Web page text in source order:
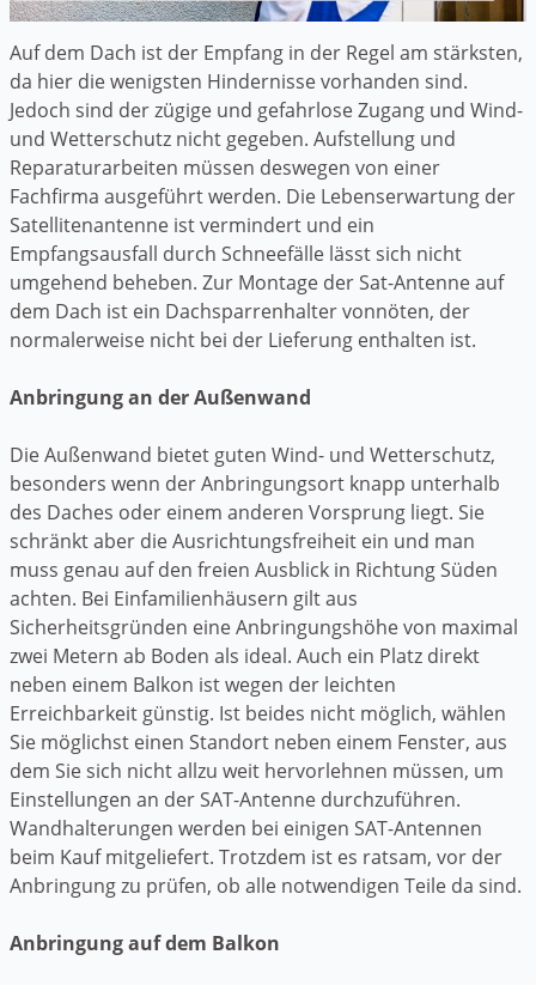
Auf dem Dach ist der Empfang in der Regel am stärksten,
da hier die wenigsten Hindernisse vorhanden sind.
Jedoch sind der zügige und gefahrlose Zugang und Wind-
und Wetterschutz nicht gegeben. Aufstellung und
Reparaturarbeiten müssen deswegen von einer
Fachfirma ausgeführt werden. Die Lebenserwartung der
Satellitenantenne ist vermindert und ein
Empfangsausfall durch Schneefälle lässt sich nicht
umgehend beheben. Zur Montage der Sat-Antenne auf
dem Dach ist ein Dachsparrenhalter vonnöten, der
normalerweise nicht bei der Lieferung enthalten ist.
Anbringung an der Außenwand
Die Außenwand bietet guten Wind- und Wetterschutz,
besonders wenn der Anbringungsort knapp unterhalb
des Daches oder einem anderen Vorsprung liegt. Sie
schränkt aber die Ausrichtungsfreiheit ein und man
muss genau auf den freien Ausblick in Richtung Süden
achten. Bei Einfamilienhäusern gilt aus
Sicherheitsgründen eine Anbringungshöhe von maximal
zwei Metern ab Boden als ideal. Auch ein Platz direkt
neben einem Balkon ist wegen der leichten
Erreichbarkeit günstig. Ist beides nicht möglich, wählen
Sie möglichst einen Standort neben einem Fenster, aus
dem Sie sich nicht allzu weit hervorlehnen müssen, um
Einstellungen an der SAT-Antenne durchzuführen.
Wandhalterungen werden bei einigen SAT-Antennen
beim Kauf mitgeliefert. Trotzdem ist es ratsam, vor der
Anbringung zu prüfen, ob alle notwendigen Teile da sind.
Anbringung auf dem Balkon